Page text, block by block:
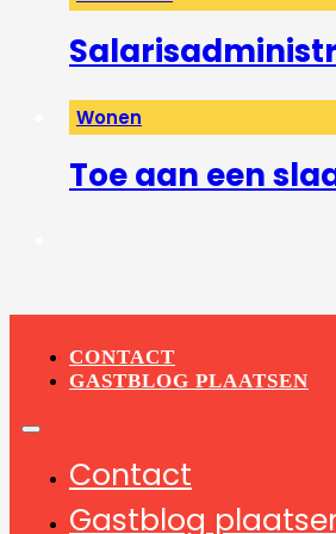
Wonen
Toe aan een
CONTACT
GASTBLOG PLAATSEN
Contact
Gastblog